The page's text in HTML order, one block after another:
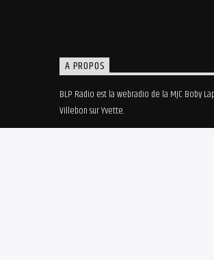
A PROPOS
BLP Radio est la webradio de la MJC Boby
Villebon sur Yvette.